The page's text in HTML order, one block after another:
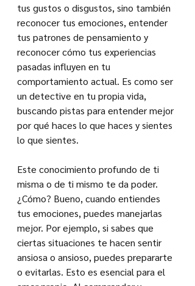
tus gustos o disgustos, sino también
reconocer tus emociones, entender
tus patrones de pensamiento y
reconocer cómo tus experiencias
pasadas influyen en tu
comportamiento actual. Es como ser
un detective en tu propia vida,
buscando pistas para entender mejor
por qué haces lo que haces y sientes
lo que sientes.
Este conocimiento profundo de ti
misma o de ti mismo te da poder.
¿Cómo? Bueno, cuando entiendes
tus emociones, puedes manejarlas
mejor. Por ejemplo, si sabes que
ciertas situaciones te hacen sentir
ansiosa o ansioso, puedes prepararte
o evitarlas. Esto es esencial para el